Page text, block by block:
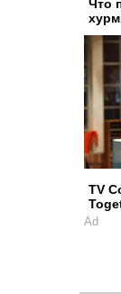
Что
TV
Ad